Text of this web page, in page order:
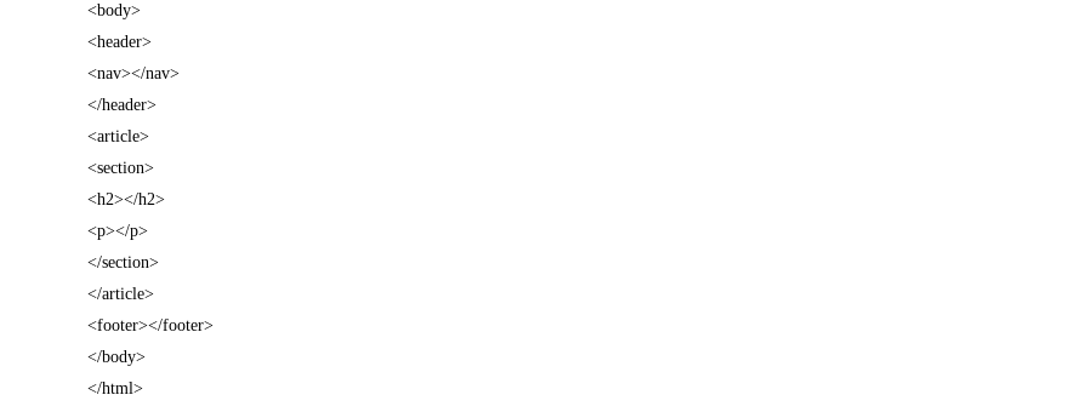
<body>
<header>
<nav></nav>
</header>
<article>
<section>
<h2></h2>
<p></p>
</section>
</article>
<footer></footer>
</body>
</html>